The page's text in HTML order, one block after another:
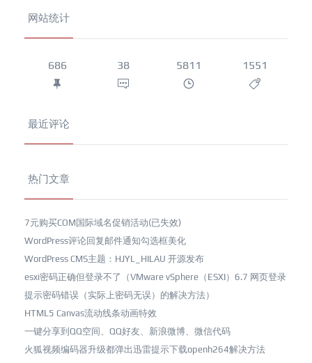
网站统计
686 38 5811 1551
最近评论
热门文章
7元购买COM国际域名促销活动(已失效)
WordPress评论回复邮件通知勾选框美化
WordPress CMS主题：HJYL_HILAU 开源发布
esxi密码正确但登录不了（VMware vSphere（ESXI）6.7 网页登录
提示密码错误（实际上密码无误）的解决方法）
HTML5 Canvas流动线条动画特效
一键分享到QQ空间、QQ好友、新浪微博、微信代码
火狐视频编码器升级都弹出迅雷提示下载openh264解决方法